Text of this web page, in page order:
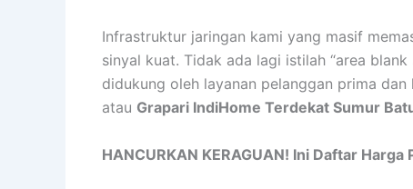
Infrastruktur jaringan kami yang masif
sinyal kuat. Tidak ada lagi istilah “area
didukung oleh layanan pelanggan prima
atau Grapari IndiHome Terdekat Sumur
HANCURKAN KERAGUAN! Ini Daftar